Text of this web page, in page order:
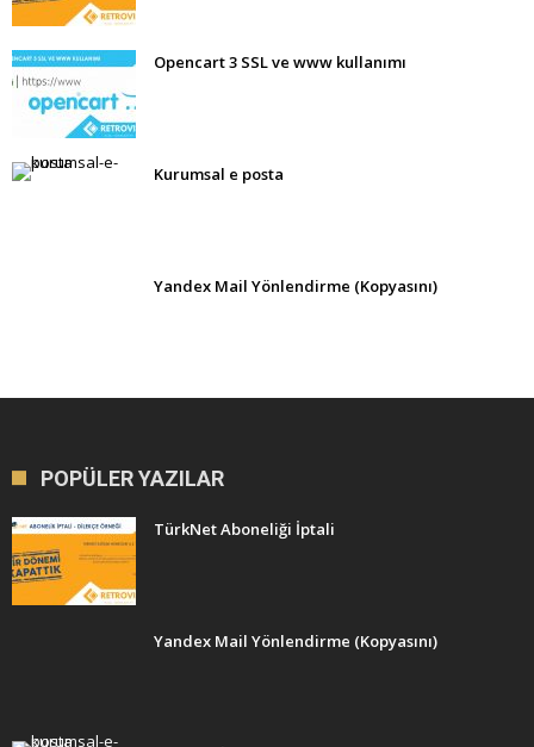
Opencart 3 SSL ve www kullanımı
Kurumsal e posta
Yandex Mail Yönlendirme (Kopyasını)
POPÜLER YAZILAR
TürkNet Aboneliği İptali
Yandex Mail Yönlendirme (Kopyasını)